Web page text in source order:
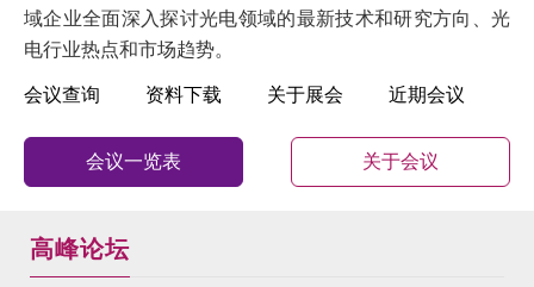
域企业全面深入探讨光电领域的最新技术和研究方向、光
电行业热点和市场趋势。
会议查询 资料下载 关于展会 近期会议
会议一览表 关于会议
高峰论坛